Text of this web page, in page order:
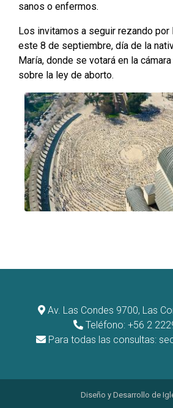
sanos o enfermos.
Los invitamos a seguir rezando por
este 8 de septiembre, día de la
María, donde se votará en la
sobre la ley de aborto.
Av. Las Condes 9700, Las
Teléfono: +56 2
Para todas las consultas:
Diseño y Desarrollo de